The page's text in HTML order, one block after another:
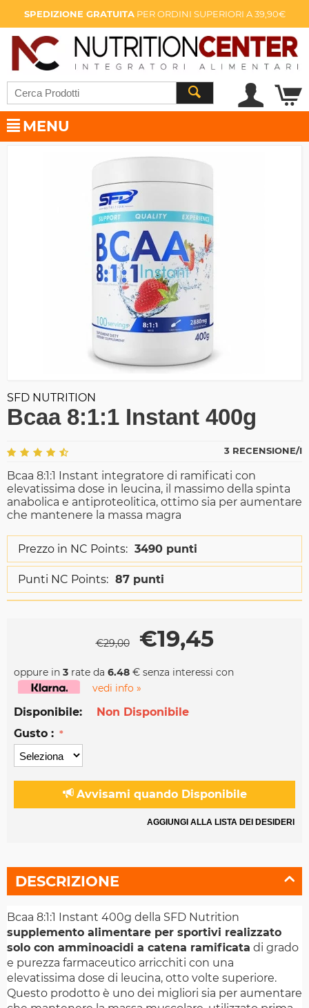
SPEDIZIONE GRATUITAPER ORDINI SUPERIORI A 39,90€
MENU
SFD NUTRITION
Bcaa 8:1:1 Instant 400g
3 RECENSIONE/I
Bcaa 8:1:1 Instant integratore di ramificati con
elevatissima dose in leucina, il massimo della spinta
anabolica e antiproteolitica, ottimo sia per aumentare
che mantenere la massa magra
Prezzo in NC Points: 3490 punti
Punti NC Points: 87 punti
€29,00 €19,45
oppure in 3 rate da 6.48 € senza interessi con
vedi info »
Disponibile:
Non Disponibile
Gusto :
Avvisami quando Disponibile
AGGIUNGI ALLA LISTA DEI DESIDERI
DESCRIZIONE
Bcaa 8:1:1 Instant 400g della SFD Nutrition
supplemento alimentare per sportivi realizzato
solo con amminoacidi a catena ramificata di grado
e purezza farmaceutico arricchiti con una
elevatissima dose di leucina, otto volte superiore.
Questo prodotto è uno dei migliori sia per aumentare